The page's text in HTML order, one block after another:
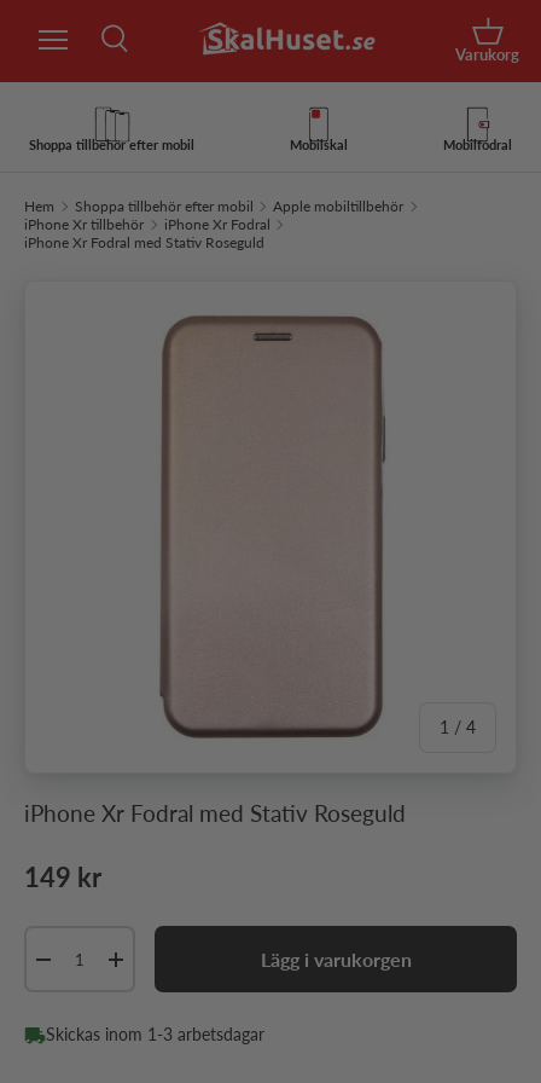
Hoppa till innehåll
Sök
Korg
Varukorg
Shoppa tillbehör efter mobil Mobilskal Mobilfodral
Hem Shoppa tillbehör efter mobil
Apple mobiltillbehör
iPhone Xr tillbehör
iPhone Xr Fodral
iPhone Xr Fodral med Stativ Roseguld
Hoppa till produktinformation
1 / av
4
iPhone Xr Fodral med Stativ Roseguld
Ordinarie pris
149 kr
Minska antalÖka antal Lägg i varukorgen
Skickas inom 1-3 arbetsdagar